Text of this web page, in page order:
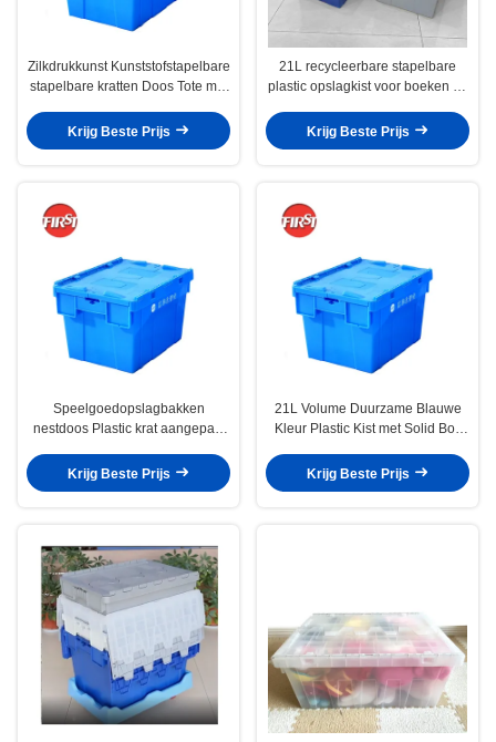
Zilkdrukkunst Kunststofstapelbare
stapelbare kratten Doos Tote met
Krijg Beste Prijs
21L recycleerbare stapelbare
plastic opslagkist voor boeken en
Krijg Beste Prijs
Speelgoedopslagbakken
nestdoos Plastic krat aangepast
400*300*260mm
Krijg Beste Prijs
21L Volume Duurzame Blauwe
Kleur Plastic Kist met Solid Box
Krijg Beste Prijs